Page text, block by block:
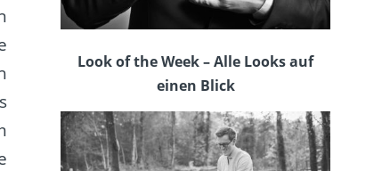
Look of the Week – Alle Looks auf
einen Blick